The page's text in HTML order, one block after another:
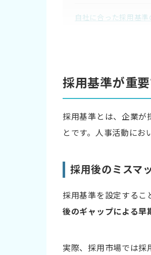
自社に合った採用基準
3. 具体的な評価項
1. 必要なスキルや
法令を遵守し公正
採用市場の変化に
採用基準が重
採用基準とは、企業が
とです。人事活動にお
採用後のミスマ
採用基準を設定するこ
後のギャップによる早
実際、採用市場では採